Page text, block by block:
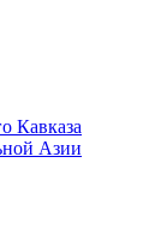
Кавказа
Азии